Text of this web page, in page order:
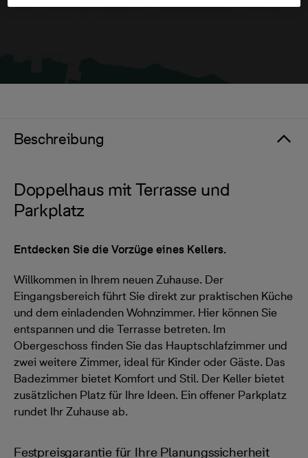
Beschreibung
Doppelhaus mit Terrasse und
Parkplatz
Entdecken Sie die Vorzüge eines Kellers.
Willkommen in Ihrem neuen Zuhause. Der
Eingangsbereich führt Sie direkt zur praktischen Küche
und dem einladenden Wohnzimmer. Hier können Sie
entspannen und die Terrasse betreten. Im
Obergeschoss finden Sie das Hauptschlafzimmer und
zwei weitere Zimmer, ideal für Kinder oder Gäste. Das
Badezimmer bietet Komfort und Stil. Der Keller bietet
zusätzlichen Platz für Ihre Ideen. Ein offener Parkplatz
rundet Ihr Zuhause ab.
Festpreisgarantie für Ihre Planungssicherheit